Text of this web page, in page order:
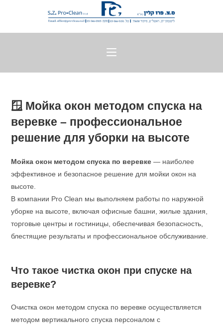
🪟 Мойка окон методом спуска на
веревке – профессиональное
решение для уборки на высоте
Мойка окон методом спуска по веревке — наиболее
эффективное и безопасное решение для мойки окон на
высоте.
В компании Pro Clean мы выполняем работы по наружной
уборке на высоте, включая офисные башни, жилые здания,
торговые центры и гостиницы, обеспечивая безопасность,
блестящие результаты и профессиональное обслуживание.
Что такое чистка окон при спуске на
веревке?
Очистка окон методом спуска по веревке осуществляется
методом вертикального спуска персоналом с